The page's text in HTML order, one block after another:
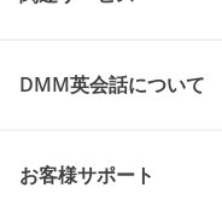
DMM英会話について
お客様サポート